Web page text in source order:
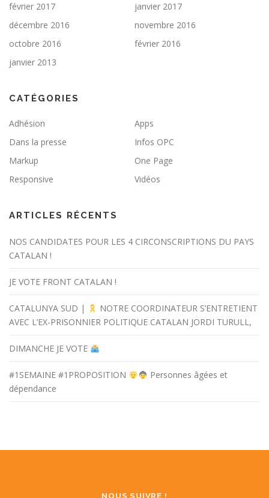
février 2017
janvier 2017
décembre 2016
novembre 2016
octobre 2016
février 2016
janvier 2013
CATÉGORIES
Adhésion
Apps
Dans la presse
Infos OPC
Markup
One Page
Responsive
Vidéos
ARTICLES RÉCENTS
NOS CANDIDATES POUR LES 4 CIRCONSCRIPTIONS DU PAYS
CATALAN !
JE VOTE FRONT CATALAN !
CATALUNYA SUD |
NOTRE COORDINATEUR S’ENTRETIENT
AVEC L’EX-PRISONNIER POLITIQUE CATALAN JORDI TURULL,
DIMANCHE JE VOTE
#1SEMAINE #1PROPOSITION
Personnes âgées et
dépendance
NOUS SUIVRE !